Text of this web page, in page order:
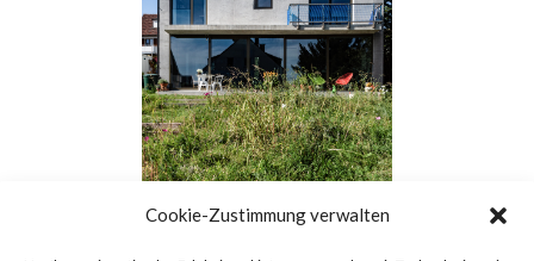
Cookie-Zustimmung verwalten